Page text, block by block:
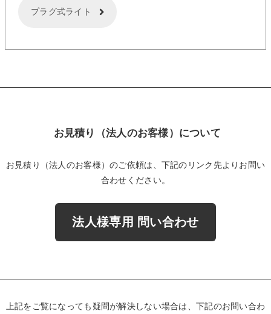
プラグ式ライト
お見積り（法人のお客様）について
お見積り（法人のお客様）のご依頼は、下記のリンク先よりお問い
合わせください。
法人様専用 問い合わせ
上記をご覧になっても疑問が解決しない場合は、下記のお問い合わ